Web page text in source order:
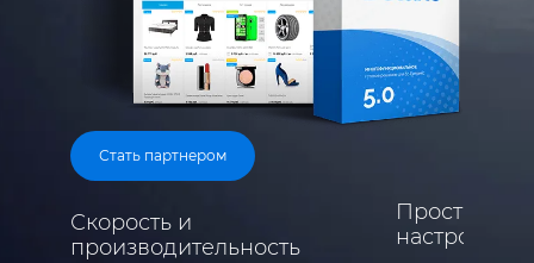
Стать партнером
Скорость и
производительность
Простота
настроек